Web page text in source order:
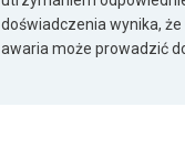
doświadczenia wynika,
awaria może prowadzić